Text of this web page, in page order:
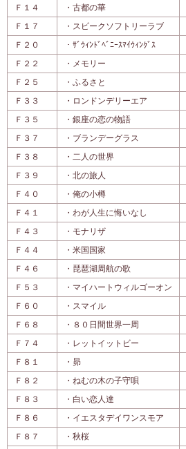
Ｆ１４
・古都の華
Ｆ１７
・スピークソフトリーラブ
Ｆ２０
・ｻﾞｳｨﾝﾄﾞﾍﾞﾆｰｽﾏｲｳｨﾝｸﾞｽ
Ｆ２２
・メモリー
Ｆ２５
・ふるさと
Ｆ３３
・ロンドンデリーエア
Ｆ３５
・銀座の恋の物語
Ｆ３７
・ブランデーグラス
Ｆ３８
・二人の世界
Ｆ３９
・北の旅人
Ｆ４０
・俺の小樽
Ｆ４１
・わが人生に悔いなし
Ｆ４３
・モナリザ
Ｆ４４
・米国国家
Ｆ４６
・琵琶湖周航の歌
Ｆ５３
・マイハートウィルゴーオン
Ｆ６０
・スマイル
Ｆ６８
・８０日間世界一周
Ｆ７４
・レットイットビー
Ｆ８１
・昴
Ｆ８２
・ねむの木の子守唄
Ｆ８３
・白い恋人達
Ｆ８６
・イエスタデイワンスモア
Ｆ８７
・秋桜